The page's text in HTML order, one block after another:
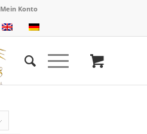
Mein Konto